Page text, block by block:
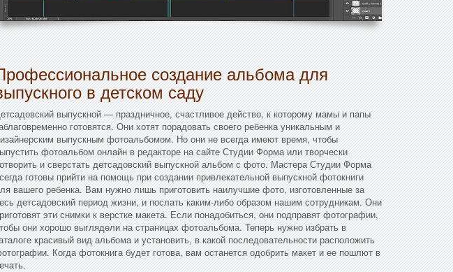
создание альбома для
в детском саду
выпускной — праздничное, счастливое действо, к которому мамы и папы
готовятся. Они хотят порадовать своего ребенка уникальным и
выпускным фотоальбомом. Но они не всегда имеют время, чтобы
фотоальбом онлайн в редакторе на сайте Студии Форма или творчески
и сверстать детсадовский выпускной альбом с фото. Мастера Студии Форма
готовы прийти на помощь при создании привлекательной выпускной фотокниги
вашего ребенка. Вам нужно лишь приготовить наилучшие фото, изготовленные за
детсадовский период жизни, и послать каким-либо образом нашим сотрудникам. Они
эти снимки к верстке макета. Если понадобиться, они подправят фотографии,
они хорошо выглядели на страницах фотоальбома. Теперь нужно избрать в
красивый вид альбома и установить, в какой последовательности расположить
Когда фотокнига будет готова, вам останется одобрить макет и ее пошлют в